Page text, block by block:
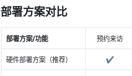
部署方案对比
部署方案/功能 预约来访
硬件部署方案（推荐） ✔️